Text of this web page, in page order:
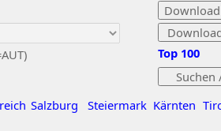
Salzburg Steiermark Kärnten
Top 100